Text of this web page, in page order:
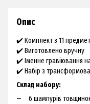
Опис
✔️ Комплект з 11
✔️ Виготовлено вручну
✔️ Іменне гравіювання
✔️ Набір з
Склад набору:
6 шампурів